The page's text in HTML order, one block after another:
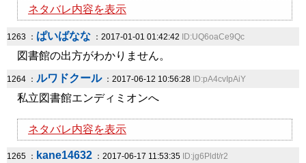
ネタバレ内容を表示
1263 ： ぱいばなな ：2017-01-01 01:42:42 ID:UQ6oaCe9Qc
図書館の出方がわかりません。
1264 ： ルワドクール：2017-06-12 10:56:28 ID:pA4cvIpAiY
私立図書館エンディミオンへ
ネタバレ内容を表示
1265 ： kane14632 ：2017-06-17 11:53:35 ID:jg6Pldt/r2